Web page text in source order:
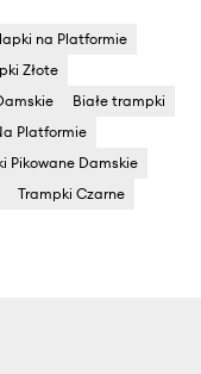
na Platformie
Złote
Białe trampki
Platformie
Pikowane Damskie
Trampki Czarne